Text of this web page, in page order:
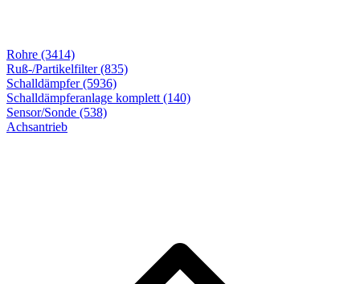
Rohre (3414)
Ruß-/Partikelfilter (835)
Schalldämpfer (5936)
Schalldämpferanlage komplett (140)
Sensor/Sonde (538)
Achsantrieb